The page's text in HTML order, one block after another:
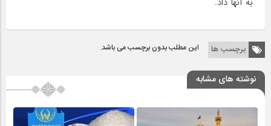
برچسب ها این مطلب بدون برچسب می باشد.
نوشته های مشابه